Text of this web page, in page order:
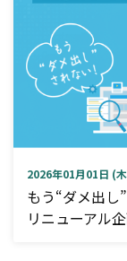
2026年01月01日 (
もう“ダメ出し
リニューアル